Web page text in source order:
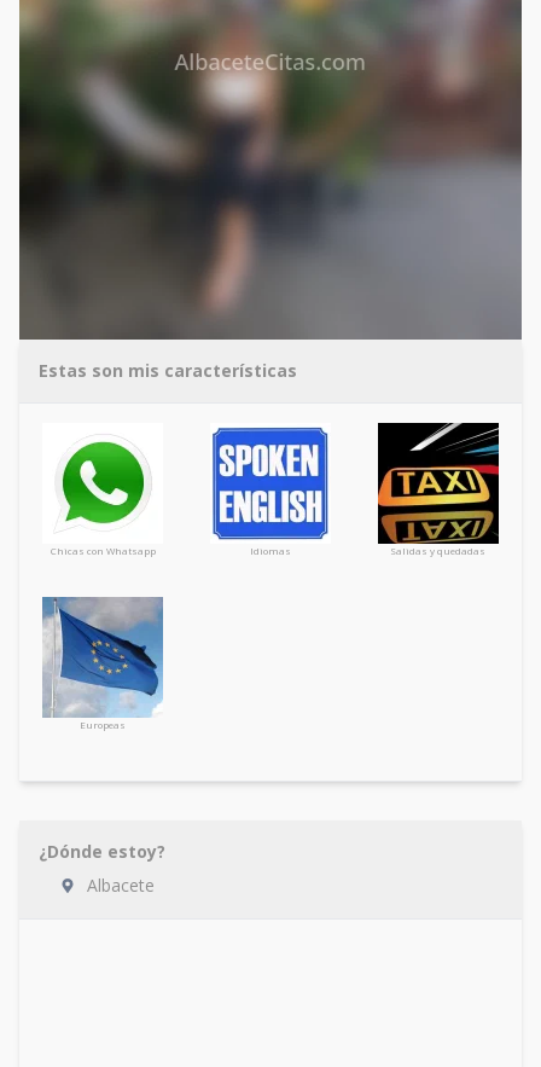
Estas son mis características
Chicas con Whatsapp Idiomas Salidas y quedadas
Europeas
¿Dónde estoy?
Albacete